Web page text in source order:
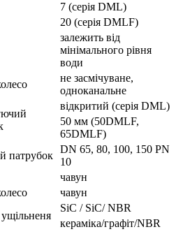
7 (серія DML)
20 (серія DMLF)
залежить від
мінімального рівня
води
не засмічуване,
одноканальне
відкритий (серія DML)
50 мм (50DMLF,
65DMLF)
патрубок
DN 65, 80, 100, 150 PN
10
чавун
чавун
SiC / SiC/ NBR
кераміка/графіт/NBR